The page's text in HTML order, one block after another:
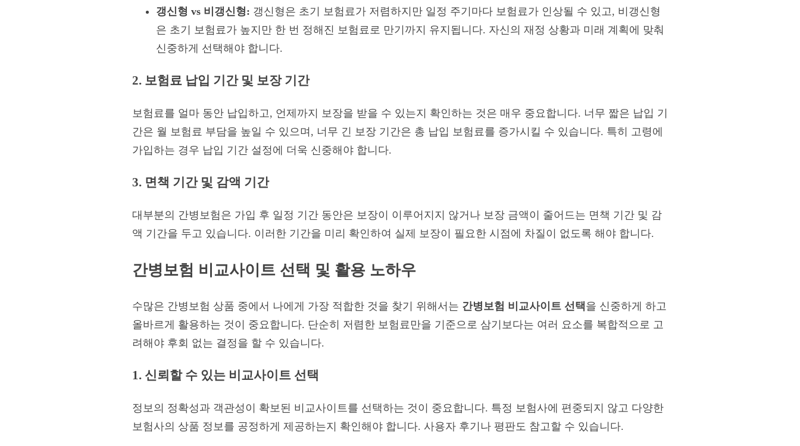
갱신형 vs 비갱신형: 갱신형은 초기 보험료가 저렴하지만 일정 주기마다 보험료가 인상될 수 있고, 비갱신형
은 초기 보험료가 높지만 한 번 정해진 보험료로 만기까지 유지됩니다. 자신의 재정 상황과 미래 계획에 맞춰
신중하게 선택해야 합니다.
2. 보험료 납입 기간 및 보장 기간
보험료를 얼마 동안 납입하고, 언제까지 보장을 받을 수 있는지 확인하는 것은 매우 중요합니다. 너무 짧은 납입 기
간은 월 보험료 부담을 높일 수 있으며, 너무 긴 보장 기간은 총 납입 보험료를 증가시킬 수 있습니다. 특히 고령에
가입하는 경우 납입 기간 설정에 더욱 신중해야 합니다.
3. 면책 기간 및 감액 기간
대부분의 간병보험은 가입 후 일정 기간 동안은 보장이 이루어지지 않거나 보장 금액이 줄어드는 면책 기간 및 감
액 기간을 두고 있습니다. 이러한 기간을 미리 확인하여 실제 보장이 필요한 시점에 차질이 없도록 해야 합니다.
간병보험 비교사이트 선택 및 활용 노하우
수많은 간병보험 상품 중에서 나에게 가장 적합한 것을 찾기 위해서는 간병보험 비교사이트 선택을 신중하게 하고
올바르게 활용하는 것이 중요합니다. 단순히 저렴한 보험료만을 기준으로 삼기보다는 여러 요소를 복합적으로 고
려해야 후회 없는 결정을 할 수 있습니다.
1. 신뢰할 수 있는 비교사이트 선택
정보의 정확성과 객관성이 확보된 비교사이트를 선택하는 것이 중요합니다. 특정 보험사에 편중되지 않고 다양한
보험사의 상품 정보를 공정하게 제공하는지 확인해야 합니다. 사용자 후기나 평판도 참고할 수 있습니다.